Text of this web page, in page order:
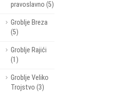
pravoslavno (5)
Groblje Breza
(5)
Groblje Rajići
(1)
Groblje Veliko
Trojstvo (3)